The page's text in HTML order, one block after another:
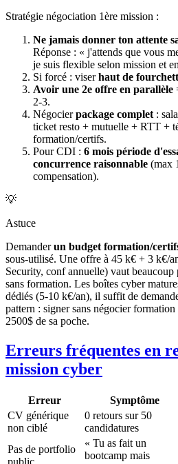
Stratégie négociation 1ère mission :
Ne jamais donner ton attente
Réponse : « j'attends que vous
je suis flexible selon mission et
Si forcé : viserhaut de
Avoir une 2e offre en parallèle
2-3.
Négocierpackage complet :
ticket resto + mutuelle + RTT +
formation/certifs.
Pour CDI : 6 mois période
concurrence raisonnable (max
compensation).
💡
Astuce
Demanderun budget formation/
sous-utilisé. Une offre à 45 k€ + 3 k€/
Security, conf annuelle) vaut
sans formation. Les boîtes cyber
dédiés (5-10 k€/an), il suffit de
pattern : signer sans négocier
2500$ de sa poche.
Erreurs fréquentes en
mission cyber
Erreur Symptôme
CV générique
non ciblé
0 retours sur 50
candidatures
Pas de portfolio
public
« Tu as fait un
bootcamp mais